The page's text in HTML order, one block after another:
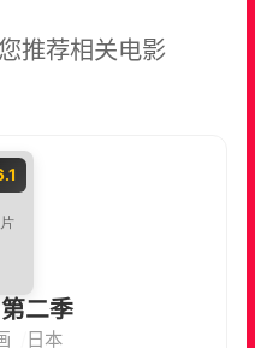
推荐相关电影
二季
日本